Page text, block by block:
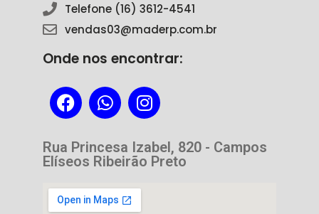
Telefone (16) 3612-4541
vendas03@maderp.com.br
Onde nos encontrar:
Rua Princesa Izabel, 820 - Campos
Elíseos Ribeirão Preto